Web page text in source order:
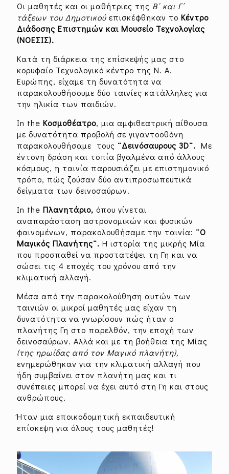
Oι μαθητές και οι μαθήτριες της Β΄ και Γ΄
τάξεων του Δημοτικού επισκέφθηκαν το Κέντρο
Διάδοσης Επιστημών και Μουσείο Τεχνολογίας
(ΝΟΕΣΙΣ).
Κατά τη διάρκεια της επίσκεψής μας στο
κορυφαίο Τεχνολογικό κέντρο της Ν. Α.
Ευρώπης, είχαμε τη δυνατότητα να
παρακολουθήσουμε δύο ταινίες κατάλληλες για
την ηλικία των παιδιών.
In the Κοσμοθέατρο, μια αμφιθεατρική αίθουσα
με δυνατότητα προβολή σε γιγαντοοθόνη
παρακολουθήσαμε τους ¨Δεινόσαυρους 3D¨. Με
έντονη δράση και τοπία βγαλμένα από άλλους
κόσμους, η ταινία παρουσιάζει με επιστημονικό
τρόπο, πώς ζούσαν δύο αντιπροσωπευτικά
δείγματα των δεινοσαύρων.
In the Πλανητάριο, όπου γίνεται
αναπαράσταση αστρονομικών και φυσικών
φαινομένων, παρακολουθήσαμε την ταινία: ¨Ο
Μαγικός Πλανήτης¨. Η ιστορία της μικρής Μία
που προσπαθεί να προστατέψει τη Γη και να
σώσει τις 4 εποχές του χρόνου από την
κλιματική αλλαγή.
Μέσα από την παρακολούθηση αυτών των
ταινιών οι μικροί μαθητές μας είχαν τη
δυνατότητα να γνωρίσουν πώς ήταν ο
πλανήτης Γη στο παρελθόν, την εποχή των
δεινοσαύρων. Αλλά και με τη βοήθεια της Μίας
(της ηρωίδας από τον Μαγικό πλανήτη),
ενημερώθηκαν για την κλιματική αλλαγή που
ήδη συμβαίνει στον πλανήτη μας και τι
συνέπειες μπορεί να έχει αυτό στη Γη και στους
ανθρώπους.
Ήταν μια εποικοδομητική εκπαιδευτική
επίσκεψη για όλους τους μαθητές!